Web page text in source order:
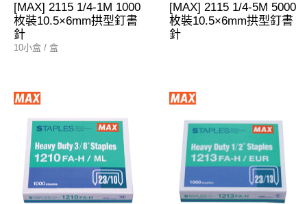
[MAX] 2115 1/4-1M 1000
枚裝10.5×6mm拱型釘書
針
10小盒 / 盒
[MAX] 2115 1/4-5M 5000
枚裝10.5×6mm拱型釘書
針